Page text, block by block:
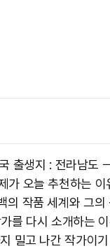
출생지 : 전라남도
가 오늘 추천하는 이
의 작품 세계와 그의
를 다시 소개하는
밀고 나간 작가이